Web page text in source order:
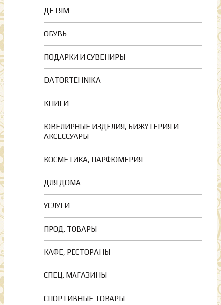
ДЕТЯМ
ОБУВЬ
ПОДАРКИ И СУВЕНИРЫ
DATORTEHNIKA
КНИГИ
ЮВЕЛИРНЫЕ ИЗДЕЛИЯ, БИЖУТЕРИЯ И
АКСЕССУАРЫ
КОСМЕТИКА, ПАРФЮМЕРИЯ
ДЛЯ ДОМА
УСЛУГИ
ПРОД. ТОВАРЫ
КАФЕ, РЕСТОРАНЫ
СПЕЦ. МАГАЗИНЫ
СПОРТИВНЫЕ ТОВАРЫ